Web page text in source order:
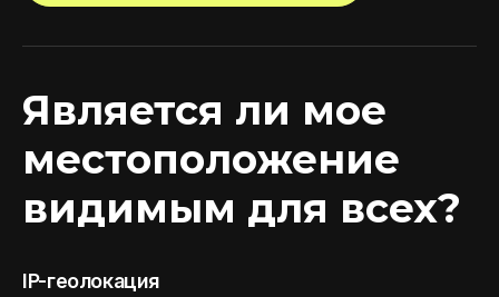
Является ли мое
местоположение
видимым для всех?
IP-геолокация